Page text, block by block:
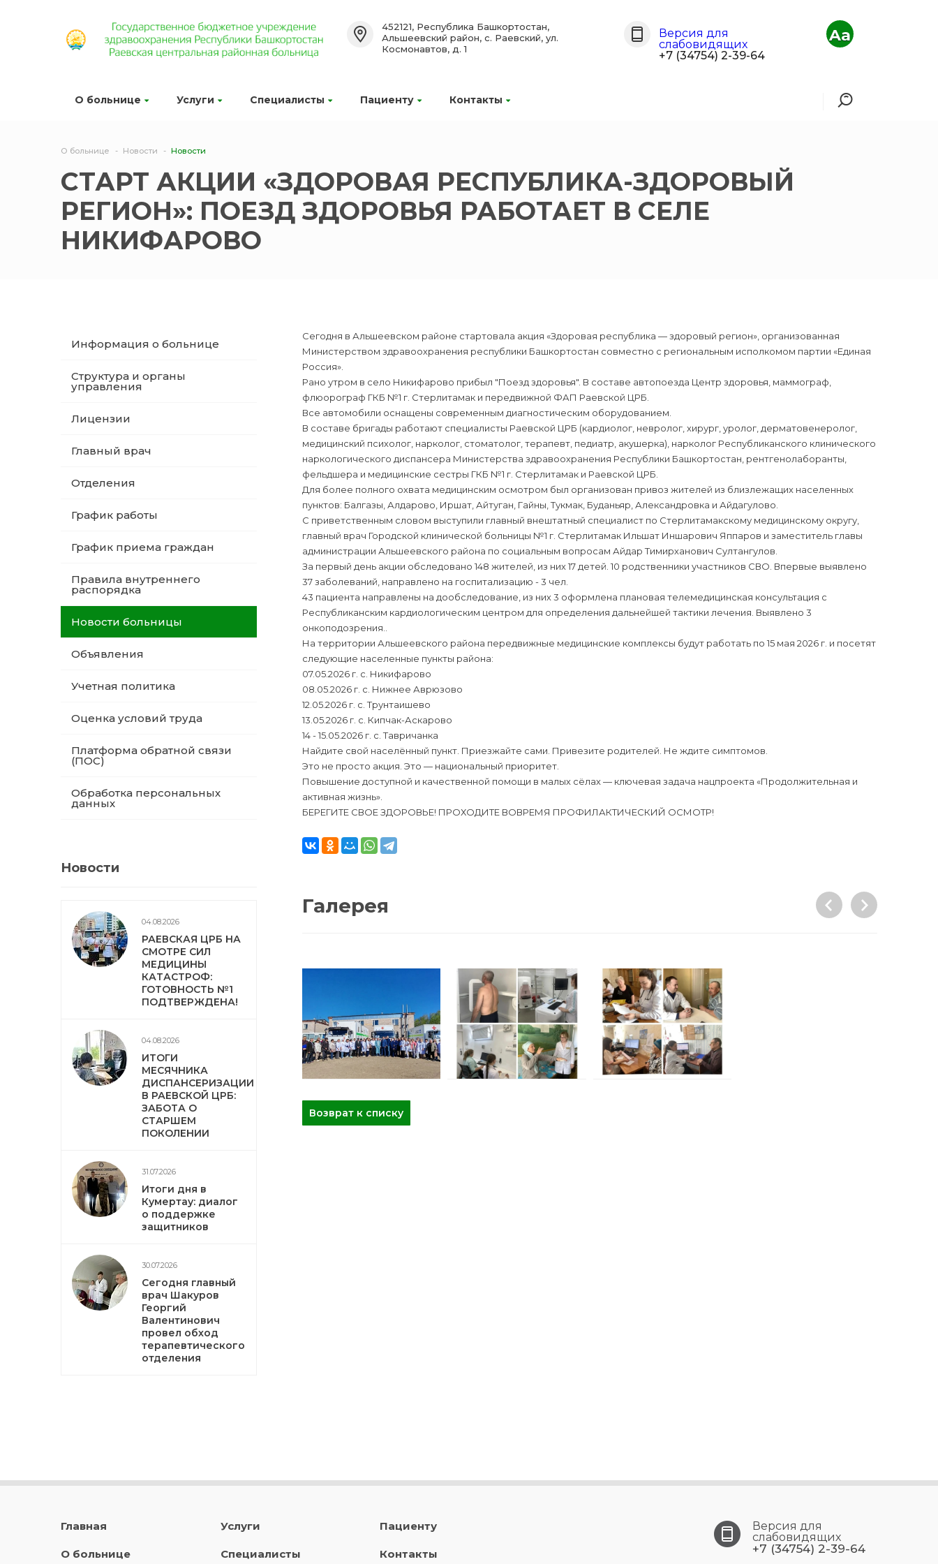
О больнице Услуги Специалисты Пациенту Контакты
452121, Республика Башкортостан,
Альшеевский район, с. Раевский, ул.
Космонавтов, д. 1
Версия для
слабовидящих
+7 (34754) 2-39-64
Aa
О больнице Новости Новости
СТАРТ АКЦИИ «ЗДОРОВАЯ РЕСПУБЛИКА-ЗДОРОВЫЙ
РЕГИОН»: ПОЕЗД ЗДОРОВЬЯ РАБОТАЕТ В СЕЛЕ
НИКИФАРОВО
Информация о больнице
Структура и органы
управления
Лицензии
Главный врач
Отделения
График работы
График приема граждан
Правила внутреннего
распорядка
Новости больницы
Объявления
Учетная политика
Оценка условий труда
Платформа обратной связи
(ПОС)
Обработка персональных
данных
Новости
04.08.2026
РАЕВСКАЯ ЦРБ НА
СМОТРЕ СИЛ
МЕДИЦИНЫ
КАТАСТРОФ:
ГОТОВНОСТЬ №1
ПОДТВЕРЖДЕНА!
04.08.2026
ИТОГИ
МЕСЯЧНИКА
ДИСПАНСЕРИЗАЦИИ
В РАЕВСКОЙ ЦРБ:
ЗАБОТА О
СТАРШЕМ
ПОКОЛЕНИИ
31.07.2026
Итоги дня в
Кумертау: диалог
о поддержке
защитников
30.07.2026
Сегодня главный
врач Шакуров
Георгий
Валентинович
провел обход
терапевтического
отделения
Сегодня в Альшеевском районе стартовала акция «Здоровая республика — здоровый регион», организованная
Министерством здравоохранения республики Башкортостан совместно с региональным исполкомом партии «Единая
Россия».
Рано утром в село Никифарово прибыл "Поезд здоровья". В составе автопоезда Центр здоровья, маммограф,
флюорограф ГКБ №1 г. Стерлитамак и передвижной ФАП Раевской ЦРБ.
Все автомобили оснащены современным диагностическим оборудованием.
В составе бригады работают специалисты Раевской ЦРБ (кардиолог, невролог, хирург, уролог, дерматовенеролог,
медицинский психолог, нарколог, стоматолог, терапевт, педиатр, акушерка), нарколог Республиканского клинического
наркологического диспансера Министерства здравоохранения Республики Башкортостан, рентгенолаборанты,
фельдшера и медицинские сестры ГКБ №1 г. Стерлитамак и Раевской ЦРБ.
Для более полного охвата медицинским осмотром был организован привоз жителей из близлежащих населенных
пунктов: Балгазы, Алдарово, Иршат, Айтуган, Гайны, Тукмак, Буданьяр, Александровка и Айдагулово.
С приветственным словом выступили главный внештатный специалист по Стерлитамакскому медицинскому округу,
главный врач Городской клинической больницы №1 г. Стерлитамак Ильшат Иншарович Яппаров и заместитель главы
администрации Альшеевского района по социальным вопросам Айдар Тимирханович Султангулов.
За первый день акции обследовано 148 жителей, из них 17 детей. 10 родственники участников СВО. Впервые выявлено
37 заболеваний, направлено на госпитализацию - 3 чел.
43 пациента направлены на дообследование, из них 3 оформлена плановая телемедицинская консультация с
Республиканским кардиологическим центром для определения дальнейшей тактики лечения. Выявлено 3
онкоподозрения..
На территории Альшеевского района передвижные медицинские комплексы будут работать по 15 мая 2026 г. и посетят
следующие населенные пункты района:
07.05.2026 г. с. Никифарово
08.05.2026 г. с. Нижнее Аврюзово
12.05.2026 г. с. Трунтаишево
13.05.2026 г. с. Кипчак-Аскарово
14 - 15.05.2026 г. с. Тавричанка
Найдите свой населённый пункт. Приезжайте сами. Привезите родителей. Не ждите симптомов.
Это не просто акция. Это — национальный приоритет.
Повышение доступной и качественной помощи в малых сёлах — ключевая задача нацпроекта «Продолжительная и
активная жизнь».
БЕРЕГИТЕ СВОЕ ЗДОРОВЬЕ! ПРОХОДИТЕ ВОВРЕМЯ ПРОФИЛАКТИЧЕСКИЙ ОСМОТР!
Галерея
Возврат к списку
Главная
О больнице
Услуги
Специалисты
Пациенту
Контакты
Версия для
слабовидящих
+7 (34754) 2-39-64